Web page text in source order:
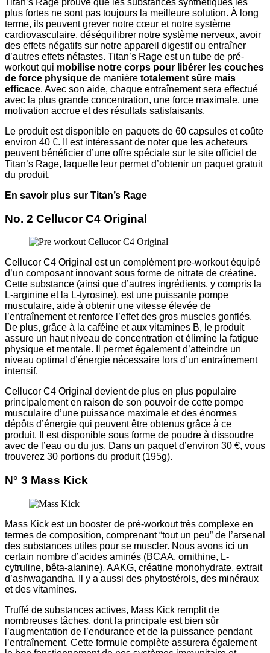
Titan’s Rage prouve que les substances synthétiques les
plus fortes ne sont pas toujours la meilleure solution. À long
terme, ils peuvent grever notre cœur et notre système
cardiovasculaire, déséquilibrer notre système nerveux, avoir
des effets négatifs sur notre appareil digestif ou entraîner
d’autres effets néfastes. Titan’s Rage est un tube de pré-
workout qui mobilise notre corps pour libérer les couches
de force physique de manière totalement sûre mais
efficace. Avec son aide, chaque entraînement sera effectué
avec la plus grande concentration, une force maximale, une
motivation accrue et des résultats satisfaisants.
Le produit est disponible en paquets de 60 capsules et coûte
environ 40 €. Il est intéressant de noter que les acheteurs
peuvent bénéficier d’une offre spéciale sur le site officiel de
Titan’s Rage, laquelle leur permet d’obtenir un paquet gratuit
du produit.
En savoir plus sur Titan’s Rage
No. 2 Cellucor C4 Original
Cellucor C4 Original est un complément pre-workout équipé
d’un composant innovant sous forme de nitrate de créatine.
Cette substance (ainsi que d’autres ingrédients, y compris la
L-arginine et la L-tyrosine), est une puissante pompe
musculaire, aide à obtenir une vitesse élevée de
l’entraînement et renforce l’effet des gros muscles gonflés.
De plus, grâce à la caféine et aux vitamines B, le produit
assure un haut niveau de concentration et élimine la fatigue
physique et mentale. Il permet également d’atteindre un
niveau optimal d’énergie nécessaire lors d’un entraînement
intensif.
Cellucor C4 Original devient de plus en plus populaire
principalement en raison de son pouvoir de cette pompe
musculaire d’une puissance maximale et des énormes
dépôts d’énergie qui peuvent être obtenus grâce à ce
produit. Il est disponible sous forme de poudre à dissoudre
avec de l’eau ou du jus. Dans un paquet d’environ 30 €, vous
trouverez 30 portions du produit (195g).
N° 3 Mass Kick
Mass Kick est un booster de pré-workout très complexe en
termes de composition, comprenant “tout un peu” de l’arsenal
des substances utiles pour se muscler. Nous avons ici un
certain nombre d’acides aminés (BCAA, ornithine, L-
cytruline, bêta-alanine), AAKG, créatine monohydrate, extrait
d’ashwagandha. Il y a aussi des phytostérols, des minéraux
et des vitamines.
Truffé de substances actives, Mass Kick remplit de
nombreuses tâches, dont la principale est bien sûr
l’augmentation de l’endurance et de la puissance pendant
l’entraînement. Cette formule complète assurera également